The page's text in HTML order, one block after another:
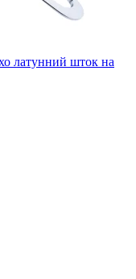
латунний шток на